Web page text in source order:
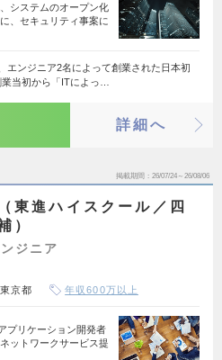
システムのオープン化
、セキュリティ事案に
エンジニア2名によって創業された日本初
当初から「ITによっ…
詳細へ
掲載期間 26/07/24～26/08/06
東進ハイスクール／四
）
ジニア
東京都 年収600万以上
プリケーション開発者
ットワークサービス提